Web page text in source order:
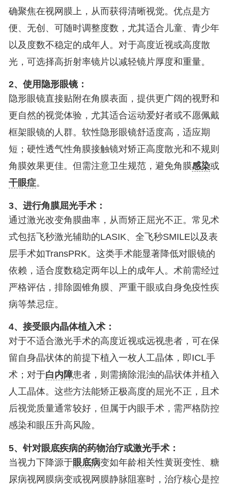
确聚焦在视网膜上，从而获得清晰视觉。优点是方
便、无创、可随时调整度数，尤其适合儿童、青少年
以及度数不稳定的成年人。对于高度近视或高度散
光，可选择高折射率镜片以减轻镜片厚度和重量。
2、使用隐形眼镜：
隐形眼镜直接贴附在角膜表面，提供更广阔的视野和
更自然的视觉体验，尤其适合运动爱好者或不愿佩戴
框架眼镜的人群。软性隐形眼镜舒适度高，适应期
短；硬性透气性角膜接触镜对矫正高度散光和不规则
角膜效果更佳。但需注意卫生规范，避免角膜感染或
干眼症。
3、进行角膜屈光手术：
通过激光改变角膜曲率，从而矫正屈光不正。常见术
式包括飞秒激光辅助的LASIK、全飞秒SMILE以及表
层手术如TransPRK。这类手术能显著降低对眼镜的
依赖，适合度数稳定两年以上的成年人。术前需经过
严格评估，排除圆锥角膜、严重干眼或自身免疫性疾
病等禁忌症。
4、接受眼内晶体植入术：
对于不适合激光手术的高度近视或远视患者，可在保
留自身晶状体的前提下植入一枚人工晶体，即ICL手
术；对于白内障患者，则需摘除混浊的晶状体并植入
人工晶体。这些方法能矫正极高度的屈光不正，且术
后视觉质量通常较好，但属于内眼手术，需严格防控
感染和眼压升高风险。
5、针对眼底疾病的药物治疗或激光手术：
当视力下降源于眼底病变如年龄相关性黄斑变性、糖
尿病视网膜病变或视网膜静脉阻塞时，治疗核心是控